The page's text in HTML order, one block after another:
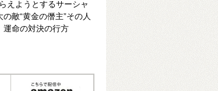
えようとするサーシャ
敵“黄金の僭主”その人
命の対決の行方